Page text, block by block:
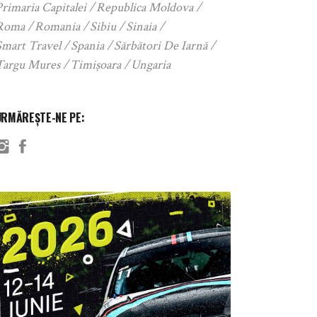
Capitalei
Republica Moldova
Romania Sibiu
Sinaia
Travel
Spania
Sărbători De Iarnă
Mures
Timișoara Ungaria
NE PE: